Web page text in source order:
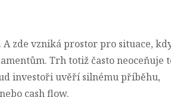
A zde vzniká prostor pro situace,
Trh totiž často neoceňuje
investoři uvěří silnému příběhu,
cash flow.